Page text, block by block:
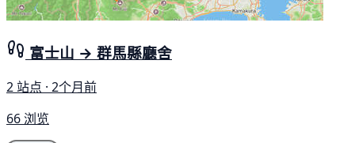
富士山 → 群馬縣廳舍
2 站点 · 2个月前
66 浏览